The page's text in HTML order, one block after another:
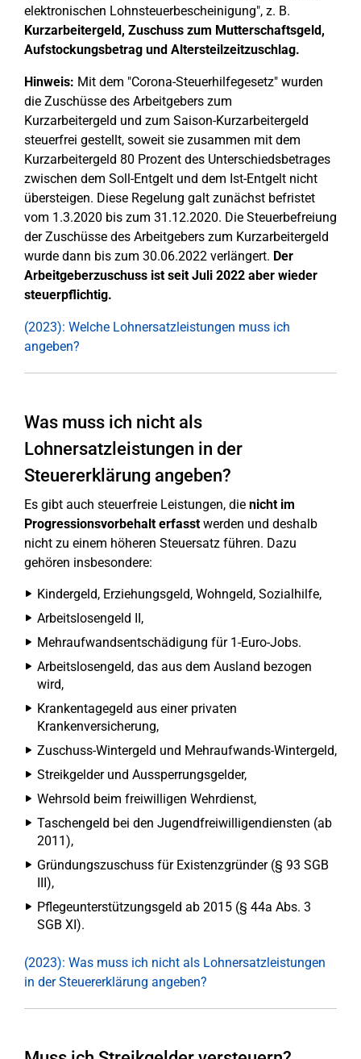
elektronischen Lohnsteuerbescheinigung", z. B.
Kurzarbeitergeld, Zuschuss zum Mutterschaftsgeld,
Aufstockungsbetrag und Altersteilzeitzuschlag.
Hinweis: Mit dem "Corona-Steuerhilfegesetz" wurden
die Zuschüsse des Arbeitgebers zum
Kurzarbeitergeld und zum Saison-Kurzarbeitergeld
steuerfrei gestellt, soweit sie zusammen mit dem
Kurzarbeitergeld 80 Prozent des Unterschiedsbetrages
zwischen dem Soll-Entgelt und dem Ist-Entgelt nicht
übersteigen. Diese Regelung galt zunächst befristet
vom 1.3.2020 bis zum 31.12.2020. Die Steuerbefreiung
der Zuschüsse des Arbeitgebers zum Kurzarbeitergeld
wurde dann bis zum 30.06.2022 verlängert. Der
Arbeitgeberzuschuss ist seit Juli 2022 aber wieder
steuerpflichtig.
(2023): Welche Lohnersatzleistungen muss ich
angeben?
Was muss ich nicht als
Lohnersatzleistungen in der
Steuererklärung angeben?
Es gibt auch steuerfreie Leistungen, die nicht im
Progressionsvorbehalt erfasstwerden und deshalb
nicht zu einem höheren Steuersatz führen. Dazu
gehören insbesondere:
Kindergeld, Erziehungsgeld, Wohngeld, Sozialhilfe,
Arbeitslosengeld II,
Mehraufwandsentschädigung für 1-Euro-Jobs.
Arbeitslosengeld, das aus dem Ausland bezogen
wird,
Krankentagegeld aus einer privaten
Krankenversicherung,
Zuschuss-Wintergeld und Mehraufwands-Wintergeld,
Streikgelder und Aussperrungsgelder,
Wehrsold beim freiwilligen Wehrdienst,
Taschengeld bei den Jugendfreiwilligendiensten (ab
2011),
Gründungszuschuss für Existenzgründer (§ 93 SGB
III),
Pflegeunterstützungsgeld ab 2015 (§ 44a Abs. 3
SGB XI).
(2023): Was muss ich nicht als Lohnersatzleistungen
in der Steuererklärung angeben?